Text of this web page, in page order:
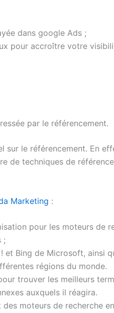
dans google Ads ;
pour accroître votre
par le référencement.
sur le référencement. En
de techniques de
Marketing :
pour les moteurs de
;
et Bing de Microsoft, ainsi
régions du monde.
trouver les meilleurs
auxquels il réagira.
moteurs de recherche